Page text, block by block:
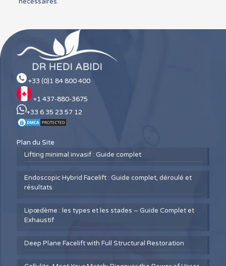
+33 (0)1 84 800 400
+1 437-880-3675
+33 6 35 23 57 12
Plan du Site
Lifting minimal invasif : Guide complet
Endoscopic Hybrid Facelift : Guide complet, déroulé et
résultats
Lipœdème : les types et les stades – Guide Complet et
Exhaustif
Deep Plane Facelift with Full Structural Restoration